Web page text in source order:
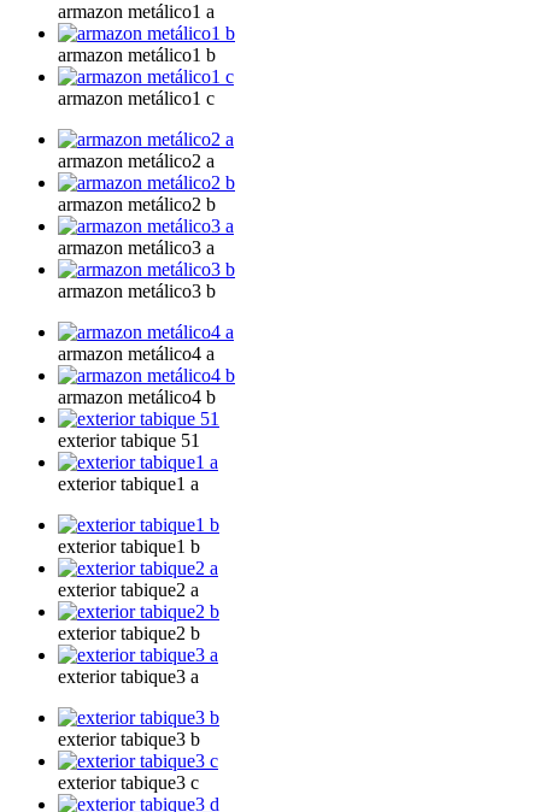
armazon metálico1 a
armazon metálico1 b
armazon metálico1 c
armazon metálico2 a
armazon metálico2 b
armazon metálico3 a
armazon metálico3 b
armazon metálico4 a
armazon metálico4 b
exterior tabique 51
exterior tabique1 a
exterior tabique1 b
exterior tabique2 a
exterior tabique2 b
exterior tabique3 a
exterior tabique3 b
exterior tabique3 c